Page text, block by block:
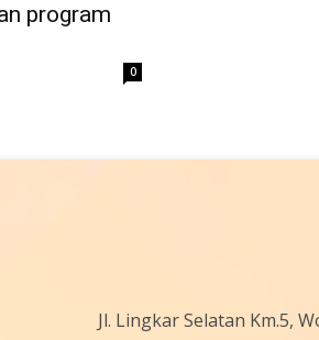
program
0
Jl. Lingkar Selatan Km.5,